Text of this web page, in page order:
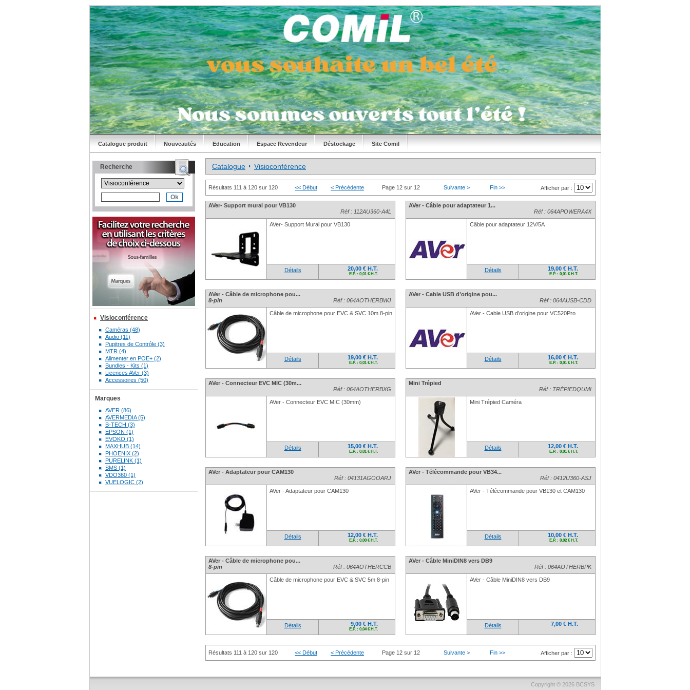
Catalogue produit Nouveautés Education Espace Revendeur Déstockage Site Comil
Recherche
Visioconférence
Caméras (48)
Audio (11)
Pupitres de Contrôle (3)
MTR (4)
Alimenter en POE+ (2)
Bundles - Kits (1)
Licences AVer (3)
Accessoires (50)
Marques
AVER (86)
AVERMEDIA (5)
B-TECH (3)
EPSON (1)
EVOKO (1)
MAXHUB (14)
PHOENIX (2)
PURELINK (1)
SMS (1)
VDO360 (1)
VUELOGIC (2)
Catalogue Visioconférence
Résultats 111 à 120 sur 120 << Début < Précédente Page 12 sur 12 Suivante > Fin >> Afficher par :
AVer- Support mural pour VB130
Réf : 112AU360-A4L
AVer- Support Mural pour VB130
Détails 20,00 € H.T.
E.P. : 0,01 € H.T.
AVer - Câble pour adaptateur 1...
Réf : 064APOWERA4X
Câble pour adaptateur 12V/5A
Détails 19,00 € H.T.
E.P. : 0,01 € H.T.
AVer - Câble de microphone pou...
8-pin
Réf : 064AOTHERBWJ
Câble de microphone pour EVC & SVC 10m 8-pin
Détails 19,00 € H.T.
E.P. : 0,01 € H.T.
AVer - Cable USB d’origine pou...
Réf : 064AUSB-CDD
AVer - Cable USB d’origine pour VC520Pro
Détails 16,00 € H.T.
E.P. : 0,01 € H.T.
AVer - Connecteur EVC MIC (30m...
Réf : 064AOTHERBXG
AVer - Connecteur EVC MIC (30mm)
Détails 15,00 € H.T.
E.P. : 0,01 € H.T.
Mini Trépied
Réf : TRÉPIEDQUMI
Mini Trépied Caméra
Détails 12,00 € H.T.
E.P. : 0,01 € H.T.
AVer - Adaptateur pour CAM130
Réf : 04131AGOOARJ
AVer - Adaptateur pour CAM130
Détails 12,00 € H.T.
E.P. : 0,00 € H.T.
AVer - Télécommande pour VB34...
Réf : 0412U360-ASJ
AVer - Télécommande pour VB130 et CAM130
Détails 10,00 € H.T.
E.P. : 0,02 € H.T.
AVer - Câble de microphone pou...
8-pin
Réf : 064AOTHERCCB
Câble de microphone pour EVC & SVC 5m 8-pin
Détails 9,00 € H.T.
E.P. : 0,04 € H.T.
AVer - Câble MiniDIN8 vers DB9
Réf : 064AOTHERBPK
AVer - Câble MiniDIN8 vers DB9
Détails 7,00 € H.T.
Résultats 111 à 120 sur 120 << Début < Précédente Page 12 sur 12 Suivante > Fin >> Afficher par :
Copyright © 2026 BCSYS